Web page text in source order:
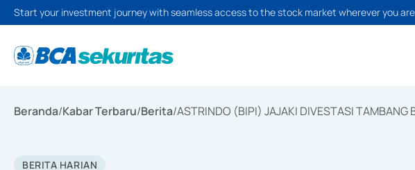
Start your investment journey with seamless access to the stock market wherever you
Beranda/Kabar Terbaru/Berita/ASTRINDO (BIPI) JAJAKI DIVESTASI TAMBANG
BERITA HARIAN